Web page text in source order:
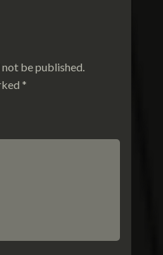
be published.
*